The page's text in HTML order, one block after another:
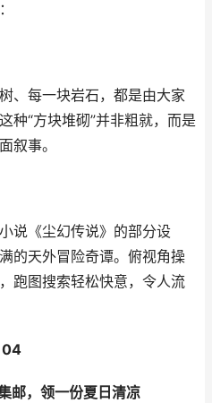
、每一块岩石，都是由大家
种“方块堆砌”并非粗就，而是
叙事。
说《尘幻传说》的部分设
的天外冒险奇谭。俯视角操
跑图搜索轻松快意，令人流
04
邮，领一份夏日清凉